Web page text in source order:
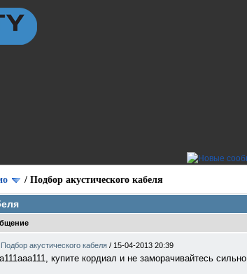
/ Подбор акустического кабеля
акустического кабеля / 15-04-2013 20:39
купите кордиал и не заморачивайтесь сильно